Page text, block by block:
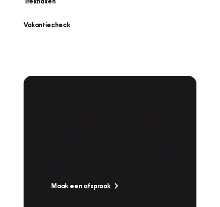
Vakantiecheck
Maak een afspraak